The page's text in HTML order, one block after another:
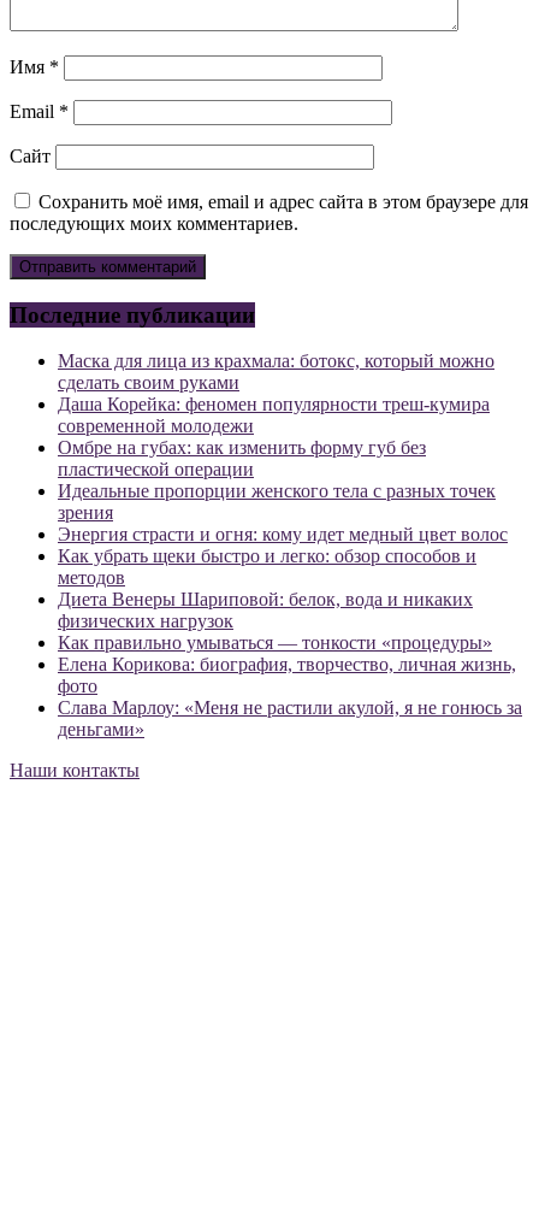
Имя *
Email *
Сайт
Сохранить моё имя, email и адрес сайта в этом браузере для
последующих моих комментариев.
Последние публикации
Маска для лица из крахмала: ботокс, который можно
сделать своим руками
Даша Корейка: феномен популярности треш-кумира
современной молодежи
Омбре на губах: как изменить форму губ без
пластической операции
Идеальные пропорции женского тела с разных точек
зрения
Энергия страсти и огня: кому идет медный цвет волос
Как убрать щеки быстро и легко: обзор способов и
методов
Диета Венеры Шариповой: белок, вода и никаких
физических нагрузок
Как правильно умываться — тонкости «процедуры»
Елена Корикова: биография, творчество, личная жизнь,
фото
Слава Марлоу: «Меня не растили акулой, я не гонюсь за
деньгами»
Наши контакты